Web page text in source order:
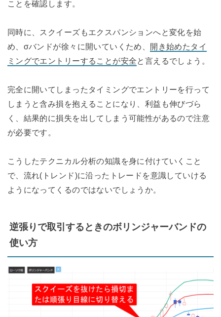
ことを確認します。
同時に、スクイーズもエクスパンションへと変化を始
め、σバンドが徐々に開いていくため、 開き始めたタイ
ミングでエントリーすることが安全と言えるでしょう。
完全に開いてしまったタイミングでエントリーを行って
しまうと含み損を抱えることになり、利益も伸びづら
く、結果的に損失を出してしまう可能性があるので注意
が必要です。
こうしたテクニカル分析の知識を身に付けていくこと
で、流れ(トレンド)に沿ったトレードを意識していける
ようになってくるのではないでしょうか。
逆張りで取引するときのボリンジャーバンドの
使い方